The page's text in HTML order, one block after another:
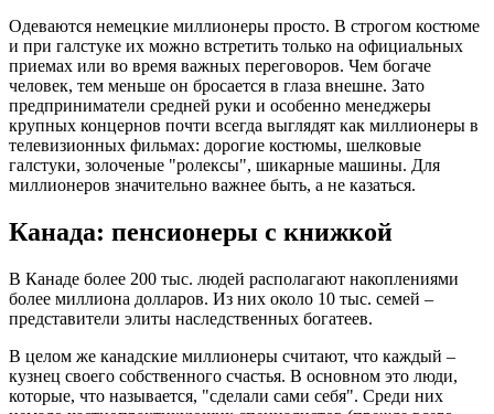
Одеваются немецкие миллионеры просто. В строгом костюме
и при галстуке их можно встретить только на официальных
приемах или во время важных переговоров. Чем богаче
человек, тем меньше он бросается в глаза внешне. Зато
предприниматели средней руки и особенно менеджеры
крупных концернов почти всегда выглядят как миллионеры в
телевизионных фильмах: дорогие костюмы, шелковые
галстуки, золоченые "ролексы", шикарные машины. Для
миллионеров значительно важнее быть, а не казаться.
Канада: пенсионеры с книжкой
В Канаде более 200 тыс. людей располагают накоплениями
более миллиона долларов. Из них около 10 тыс. семей –
представители элиты наследственных богатеев.
В целом же канадские миллионеры считают, что каждый –
кузнец своего собственного счастья. В основном это люди,
которые, что называется, "сделали сами себя". Среди них